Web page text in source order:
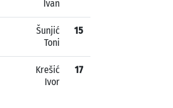
Ivan
Šunjić
Toni
15
Krešić
Ivor
17